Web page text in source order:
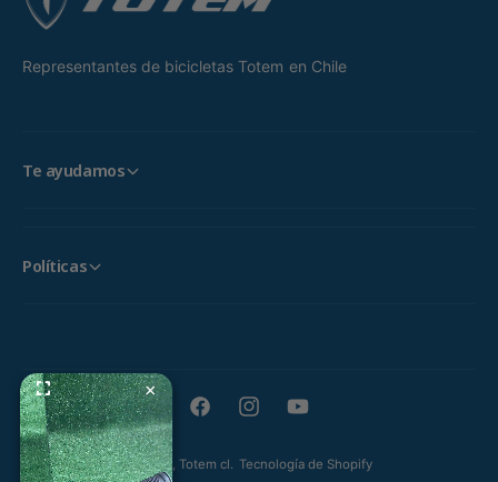
×
Representantes de bicicletas Totem en Chile
Te ayudamos
Políticas
© 2026, Totem cl. Tecnología de Shopify
F
I
Y